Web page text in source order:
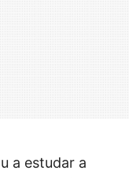
a estudar a